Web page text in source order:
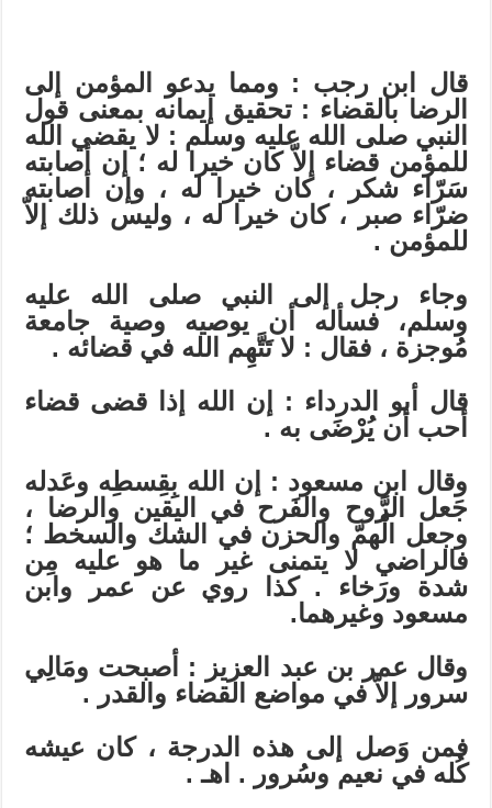
قال ابن رجب : ومما يدعو المؤمن إلى
الرضا بالقضاء : تحقيق إيمانه بمعنى قول
النبي صلى الله عليه وسلم : لا يقضي الله
للمؤمن قضاء إلاّ كان خيرا له ؛ إن أصابته
سَرّاء شكر ، كان خيرا له ، وإن أصابته
ضرّاء صبر ، كان خيرا له ، وليس ذلك إلاّ
للمؤمن .
وجاء رجل إلى النبي صلى الله عليه
وسلم، فسأله أن يوصيه وصية جامعة
مُوجزة ، فقال : لا تَتَّهِم الله في قضائه .
قال أبو الدرداء : إن الله إذا قضى قضاء
أحب أن يُرْضَى به .
وقال ابن مسعود : إن الله بِقِسطِه وعَدله
جَعل الرَّوح والفَرح في اليقين والرضا ،
وجعل الْهمّ والحزن في الشك والسخط ؛
فالراضي لا يتمنى غير ما هو عليه مِن
شدة ورَخاء . كذا روي عن عمر وابن
مسعود وغيرهما.
وقال عمر بن عبد العزيز : أصبحت ومَالِي
سرور إلاّ في مواضع القضاء والقدر .
فمن وَصل إلى هذه الدرجة ، كان عيشه
كُله في نعيم وسُرور . اهـ .